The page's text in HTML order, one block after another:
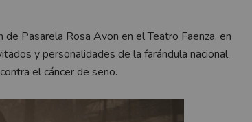
Pasarela Rosa Avon en el Teatro Faenza, en
y personalidades de la farándula nacional
el cáncer de seno.